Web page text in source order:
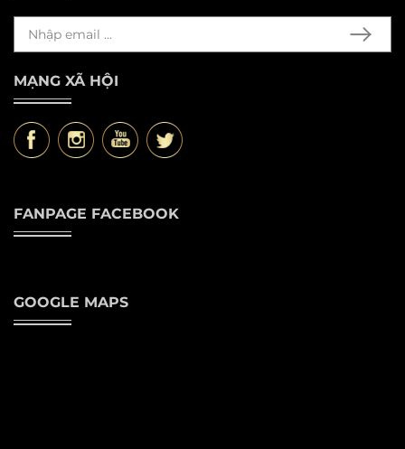
MẠNG XÃ HỘI
FANPAGE FACEBOOK
GOOGLE MAPS